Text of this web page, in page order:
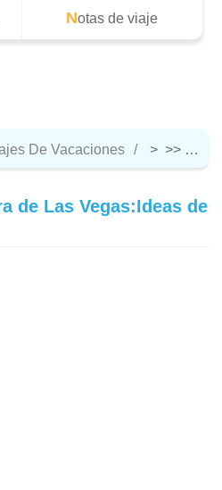
Notas de viaje
De Vacaciones > >>
de Las Vegas:Ideas de